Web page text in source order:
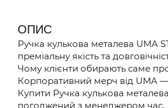
ЗЕЛЕНИЙ 1109450G005H
ОПИС
Ручка кулькова металева UMA
преміальну якість та
Чому клієнти обирають саме
Корпоративний мерч від UMA —
Купити Ручка кулькова
погоджений з менеджером час.